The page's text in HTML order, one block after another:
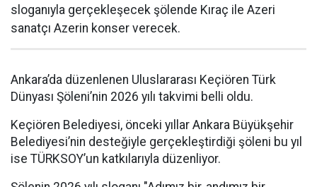
sloganıyla gerçekleşecek şölende Kıraç ile Azeri
sanatçı Azerin konser verecek.
Ankara’da düzenlenen Uluslararası Keçiören Türk
Dünyası Şöleni’nin 2026 yılı takvimi belli oldu.
Keçiören Belediyesi, önceki yıllar Ankara Büyükşehir
Belediyesi’nin desteğiyle gerçekleştirdiği şöleni bu yıl
ise TÜRKSOY’un katkılarıyla düzenliyor.